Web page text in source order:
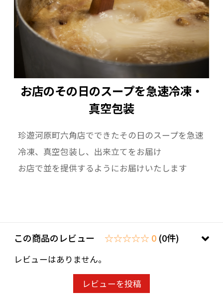
お店のその日のスープを急速冷凍・
真空包装
珍遊河原町六角店でできたその日のスープを急速
冷凍、真空包装し、出来立てをお届け
お店で並を提供するようにお届けいたします
この商品のレビュー ☆☆☆☆☆ 0 (0件)
レビューはありません。
レビューを投稿